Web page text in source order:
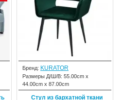
Бренд: KURATOR
Размеры Д/Ш/В: 55.00cm x
44.00cm x 87.00cm
Стул из бархатной ткани